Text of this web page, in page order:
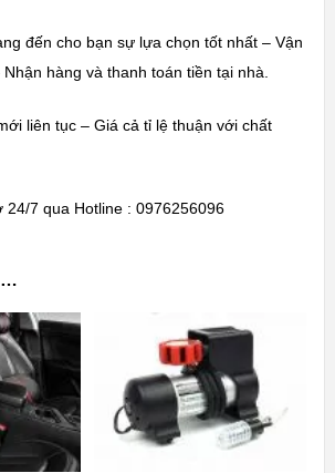
đến cho bạn sự lựa chọn tốt nhất – Vận
hàng và thanh toán tiền tại nhà.
liên tục – Giá cả tỉ lệ thuận với chất
24/7 qua Hotline : 0976256096